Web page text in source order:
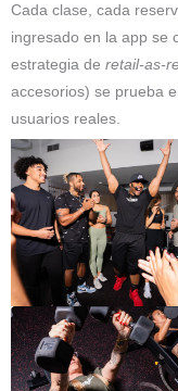
Cada clase, cada
ingresado en la app se
estrategia de retail-as-
accesorios) se prueba
usuarios reales.